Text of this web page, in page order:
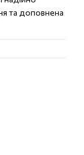
та доповнена